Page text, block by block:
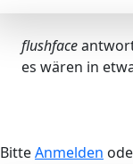
flushface
es wären in
BitteAnmelden